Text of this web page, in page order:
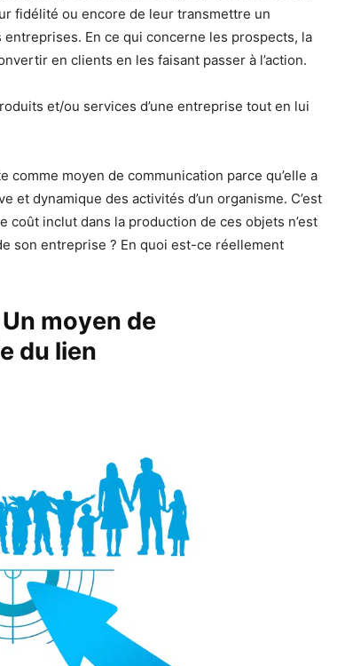
fidélité ou encore de leur transmettre un
En ce qui concerne les prospects, la
en clients en les faisant passer à l’action.
et/ou services d’une entreprise tout en lui
comme moyen de communication parce qu’elle a
et dynamique des activités d’un organisme. C’est
coût inclut dans la production de ces objets n’est
son entreprise ? En quoi est-ce réellement
moyen de
du lien